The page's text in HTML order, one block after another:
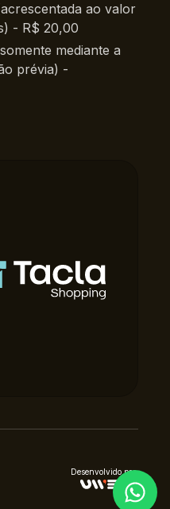
ao valor
- R$ 20,00
mediante a
prévia) -
Desenvolvido por: